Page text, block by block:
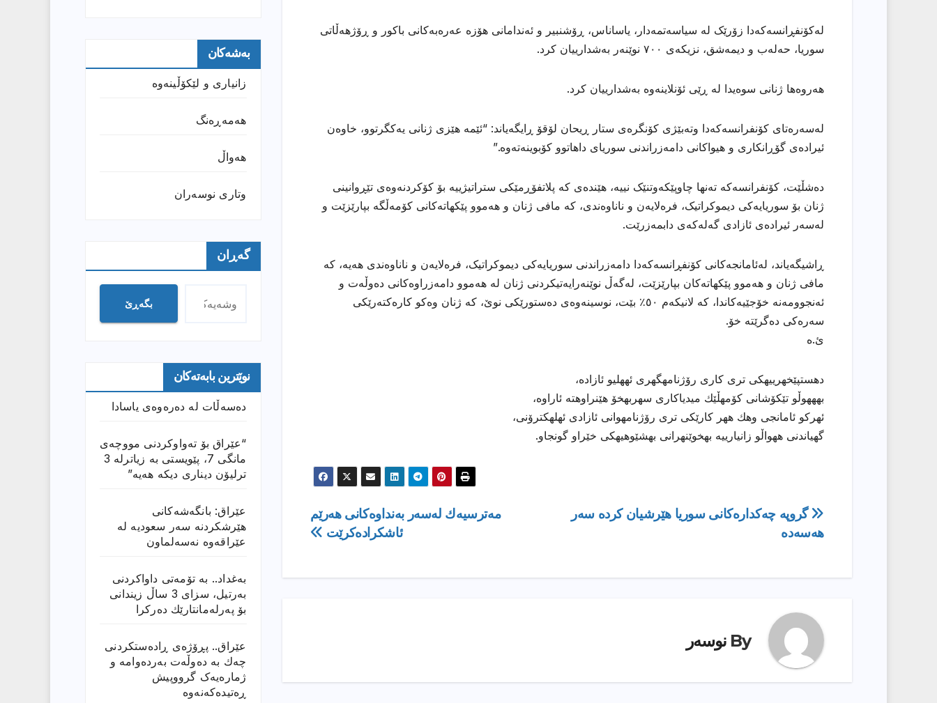
لەکۆنفڕانسەکەدا زۆرێک لە سیاسەتمەدار، یاساناس، ڕۆشنبیر و ئەندامانی هۆزە عەرەبەکانی باکور و ڕۆژهەڵاتی
سوریا، حەلەب و دیمەشق، نزیکەی ٧٠٠ نوێنەر بەشدارییان کرد.
هەروەها ژنانی سوەیدا لە ڕێی ئۆنلاینەوە بەشدارییان کرد.
لەسەرەتای کۆنفرانسەکەدا وتەبێژی کۆنگرەی ستار ڕیحان لۆقۆ ڕایگەیاند: “ئێمە هێزی ژنانی یەکگرتوو، خاوەن
ئیرادەی گۆڕانکاری و هیواکانی دامەزراندنی سوریای داهاتوو کۆبوینەتەوە.”
دەشڵێت، کۆنفرانسەکە تەنها چاوپێکەوتنێک نییە، هێندەی کە پلاتفۆڕمێکی ستراتیژییە بۆ کۆکردنەوەی تێڕوانینی
ژنان بۆ سوریایەکی دیموکراتیک، فرەلایەن و ناناوەندی، کە مافی ژنان و هەموو پێکهاتەکانی کۆمەڵگە بپارێزێت و
لەسەر ئیرادەی ئازادی گەلەکەی دابمەزرێت.
ڕاشیگەیاند، لەئامانجەکانی کۆنفڕانسەکەدا دامەزراندنی سوریایەکی دیموکراتیک، فرەلایەن و ناناوەندی هەیە، کە
مافی ژنان و هەموو پێکهاتەکان بپارێزێت، لەگەڵ نوێنەرایەتیکردنی ژنان لە هەموو دامەزراوەکانی دەوڵەت و
ئەنجوومەنە خۆجێیەکاندا، کە لانیکەم ٥٠٪ بێت، نوسینەوەی دەستورێکی نوێ، کە ژنان وەکو کارەکتەرێکی
سەرەکی دەگرێتە خۆ.
ئ.ە
دهستپێخهرییهكی تری كاری رۆژنامهگهری ئههلیو ئازاده،
بهههوڵو تێكۆشانی كۆمهڵێك میدیاكاری سهربهخۆ هێنراوهته ئاراوه،
ئهركو ئامانجی وهك ههر كارێكی تری رۆژنامهوانی ئازادی ئهلهكترۆنی،
گهیاندنی ههواڵو زانیارییه بهخوێنهرانی بهشێوهیهكی خێراو گونجاو.
ڕێدۆزیی
مەترسیەك لەسەر بەنداوەكانی هەرێم
ئاشكرادەكرێت
گروپە چەکدارەکانی سوریا هێرشیان کردە سەر
هەسەدە
By نوسەر
بەشەکان
زانیارى و لێکۆڵینەوە
هەمەڕەنگ
هەواڵ
وتارى نوسەران
گەڕان
بگەڕێ
نوێترین بابەتەکان
دەسەڵات لە دەرەوەی یاسادا
“عێراق بۆ تەواوکردنی مووچەی
مانگى 7، پێویستی بە زیاترلە 3
ترلیۆن دیناری دیکە هەیە”
عێراق: بانگەشەكانی
هێرشكردنە سەر سعودیە لە
عێراقەوە نەسەلماون
بەغداد.. بە تۆمەتی داواكردنی
بەرتیل، سزای 3 ساڵ زیندانی
بۆ پەرلەمانتارێك دەركرا
عێراق.. پڕۆژەی ڕادەستكردنی
چەك بە دەوڵەت بەردەوامە و
ژمارەیەک گرووپیش
ڕەتیدەکەنەوە